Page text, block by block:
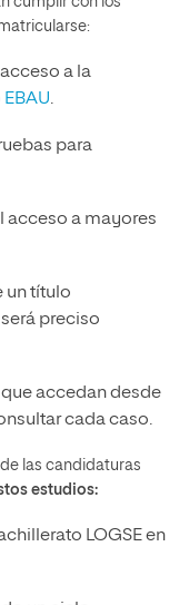
a la
EBAU.
para
acceso a mayores
un título
preciso
accedan desde
cada caso.
las candidaturas
estudios:
LOGSE en